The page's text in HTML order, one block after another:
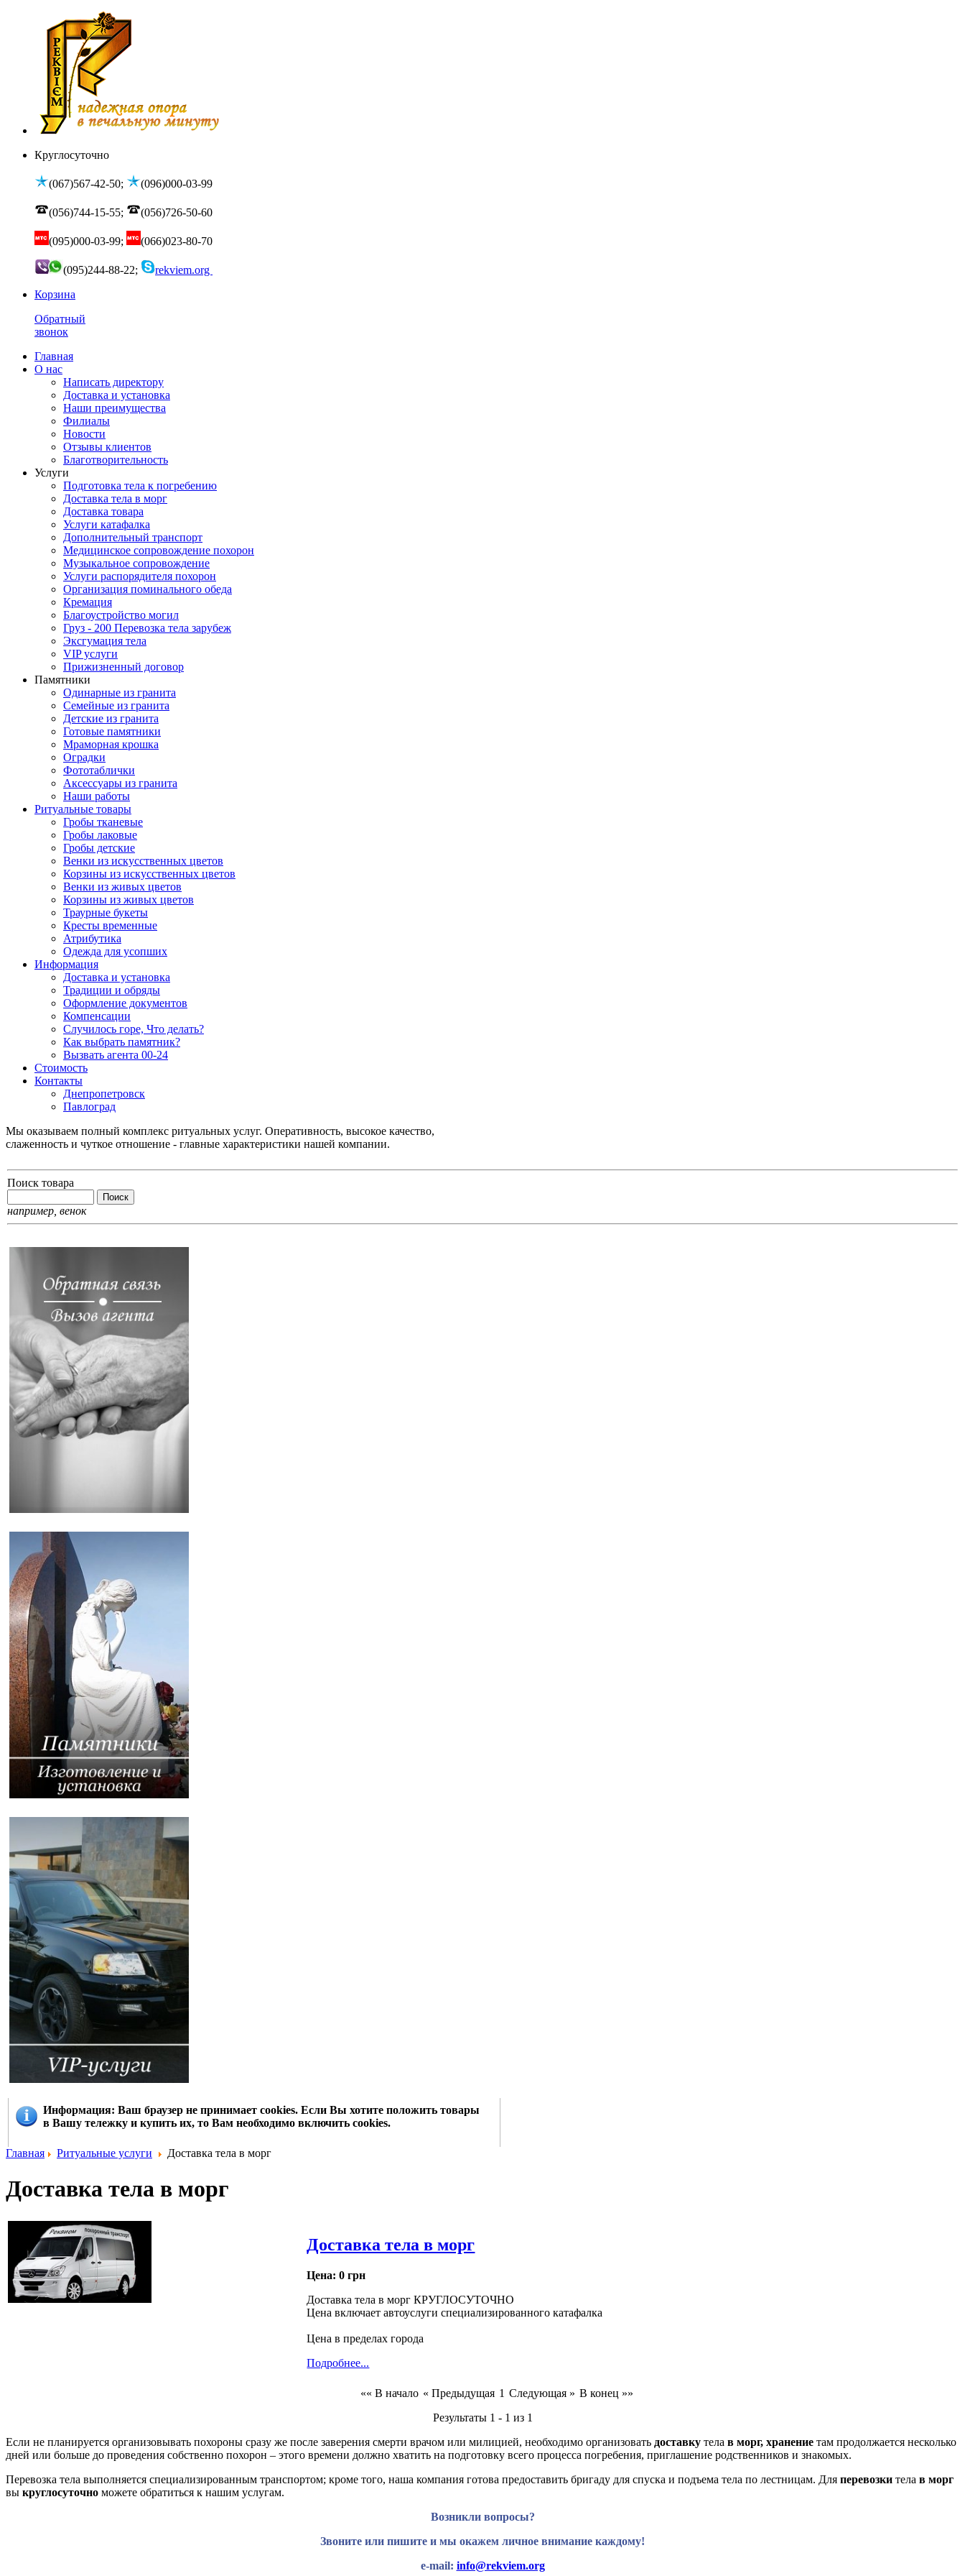
Круглосуточно
(067)567-42-50; (096)000-03-99
(056)744-15-55; (056)726-50-60
(095)000-03-99; (066)023-80-70
(095)244-88-22;
rekviem.org
Корзина
Обратный
звонок
Главная
О нас
Написать директору
Доставка и установка
Наши преимущества
Филиалы
Новости
Отзывы клиентов
Благотворительность
Услуги
Подготовка тела к погребению
Доставка тела в морг
Доставка товара
Услуги катафалка
Дополнительный транспорт
Медицинское сопровождение похорон
Музыкальное сопровождение
Услуги распорядителя похорон
Организация поминального обеда
Кремация
Благоустройство могил
Груз - 200 Перевозка тела зарубеж
Эксгумация тела
VIP услуги
Прижизненный договор
Памятники
Одинарные из гранита
Семейные из гранита
Детские из гранита
Готовые памятники
Мраморная крошка
Оградки
Фототаблички
Аксессуары из гранита
Наши работы
Ритуальные товары
Гробы тканевые
Гробы лаковые
Гробы детские
Венки из искусственных цветов
Корзины из искусственных цветов
Венки из живых цветов
Корзины из живых цветов
Траурные букеты
Кресты временные
Атрибутика
Одежда для усопших
Информация
Доставка и установка
Традиции и обряды
Оформление документов
Компенсации
Случилось горе, Что делать?
Как выбрать памятник?
Вызвать агента 00-24
Стоимость
Контакты
Днепропетровск
Павлоград
Мы оказываем полный комплекс ритуальных услуг. Оперативность, высокое качество,
слаженность и чуткое отношение - главные характеристики нашей компании.
Поиск товара
например, венок
Информация: Ваш браузер не принимает cookies. Если Вы хотите положить товары
в Вашу тележку и купить их, то Вам необходимо включить cookies.
Главная Ритуальные услуги Доставка тела в морг
Доставка тела в морг
Доставка тела в морг
Цена: 0 грн
Доставка тела в морг КРУГЛОСУТОЧНО
Цена включает автоуслуги специализированного катафалка
Цена в пределах города
Подробнее...
«« В начало « Предыдущая 1 Следующая » В конец »»
Результаты 1 - 1 из 1
Если не планируется организовывать похороны сразу же после заверения смерти врачом или милицией, необходимо организовать доставку тела в морг, хранение там продолжается несколько
дней или больше до проведения собственно похорон – этого времени должно хватить на подготовку всего процесса погребения, приглашение родственников и знакомых.
Перевозка тела выполняется специализированным транспортом; кроме того, наша компания готова предоставить бригаду для спуска и подъема тела по лестницам. Для перевозки тела в морг
вы круглосуточно можете обратиться к нашим услугам.
Возникли вопросы?
Звоните или пишите и мы окажем личное внимание каждому!
e-mail: info@rekviem.org